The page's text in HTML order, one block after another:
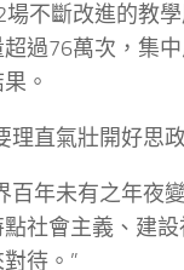
不斷改進的教
過76萬次，集
。
理直氣壯開好思
百年未有之年夜
社會主義、建設
待。”